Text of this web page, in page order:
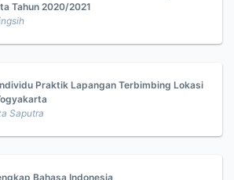
Tahun 2020/2021
Praktik Lapangan Terbimbing Lokasi
Saputra
Bahasa Indonesia